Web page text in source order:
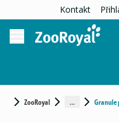
Kontakt
ZooRoyal ... Granule